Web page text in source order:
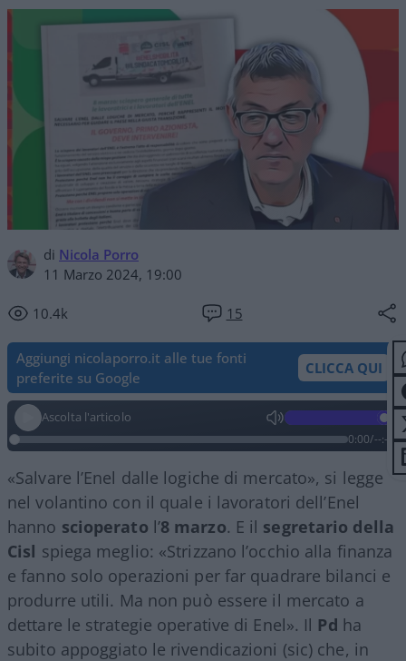
di Nicola Porro
11 Marzo 2024, 19:00
10.4k 15
Aggiungi nicolaporro.it alle tue fonti
preferite su Google
CLICCA QUI
Ascolta l'articolo
0:00/--:--
«Salvare l’Enel dalle logiche di mercato», si legge
nel volantino con il quale i lavoratori dell’Enel
hanno scioperato l’8 marzo. E il segretario della
Cisl spiega meglio: «Strizzano l’occhio alla finanza
e fanno solo operazioni per far quadrare bilanci e
produrre utili. Ma non può essere il mercato a
dettare le strategie operative di Enel». Il Pd ha
subito appoggiato le rivendicazioni (sic) che, in